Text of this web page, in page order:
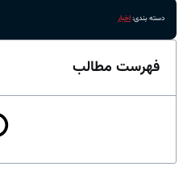
دسته بندی:اخبار
فهرست مطالب